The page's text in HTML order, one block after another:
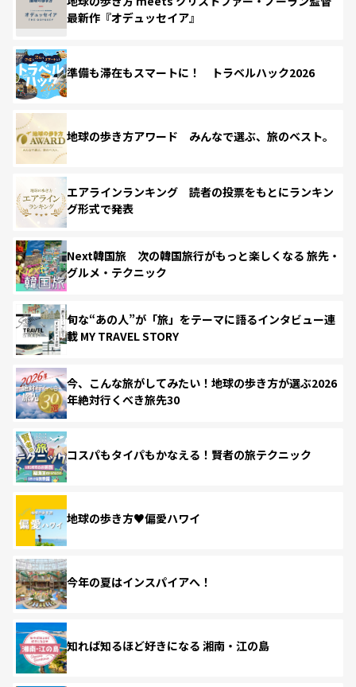
最新作『オデュッセイア』
準備も滞在もスマートに！ トラベルハック2026
地球の歩き方アワード みんなで選ぶ、旅のベスト。
エアラインランキング 読者の投票をもとにランキン
グ形式で発表
Next韓国旅 次の韓国旅行がもっと楽しくなる 旅先・
グルメ・テクニック
旬な“あの人”が「旅」をテーマに語るインタビュー連
載 MY TRAVEL STORY
今、こんな旅がしてみたい！地球の歩き方が選ぶ2026
年絶対行くべき旅先30
コスパもタイパもかなえる！賢者の旅テクニック
地球の歩き方♥偏愛ハワイ
今年の夏はインスパイアへ！
知れば知るほど好きになる 湘南・江の島